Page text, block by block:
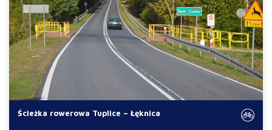
Ścieżka rowerowa Tuplice – Łęknica